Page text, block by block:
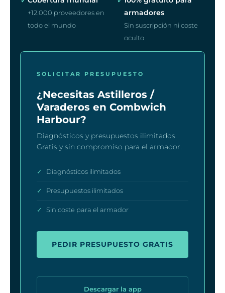
+12.000 proveedores en
todo el mundo
armadores
Sin suscripción ni coste
oculto
SOLICITAR PRESUPUESTO
¿Necesitas Astilleros /
Varaderos en Combwich
Harbour?
Diagnósticos y presupuestos ilimitados.
Gratis y sin compromiso para el armador.
✓ Diagnósticos ilimitados
✓ Presupuestos ilimitados
✓ Sin coste para el armador
PEDIR PRESUPUESTO GRATIS
Descargar la app